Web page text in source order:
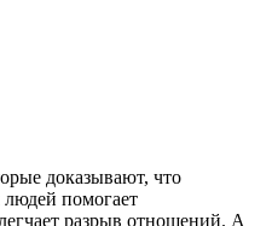
доказывают, что
помогает
разрыв отношений. А